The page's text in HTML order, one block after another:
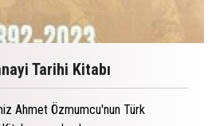
Tarihi Kitabı
Ahmet Özmumcu'nun Türk